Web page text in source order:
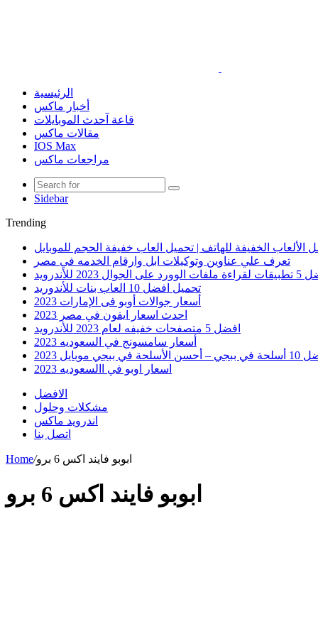
الرئيسية
أخبار ماكس
قاعة آحدث الموبايلات
مقالات ماكس
IOS Max
مراجعات ماكس
Sidebar
Trending
الألعاب الخفيفة للهاتف | تحميل العاب خفيفة الحجم للموبايل
تعرف علي عناوين وتوكيلات ابل وارقام الخدمه في مصر
على الجوال 2023 للأندرويد
تحميل افضل 10 العاب بنات للأندوريد
أسعار جوالات أوبو فى الإمارات 2023
احدث اسعار ايفون في مصر 2023
افضل 5 متصفحات خفيفه لعام 2023 للأندرويد
أسعار سامسونج في السعوديه 2023
الأسلحة في ببجي موبايل 2023
اسعار اوبو في االسعوديه 2023
الافضل
مشكلات وحلول
اندرويد ماكس
اتصل بنا
Home/ ابوبو فايند اكس 6 برو
ابوبو فايند اكس 6 برو